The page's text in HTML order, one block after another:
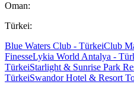
Oman:
Türkei:
Blue Waters Club - TürkeiClub
FinesseLykia World Antalya -
TürkeiStarlight & Sunrise Park
TürkeiSwandor Hotel & Resort